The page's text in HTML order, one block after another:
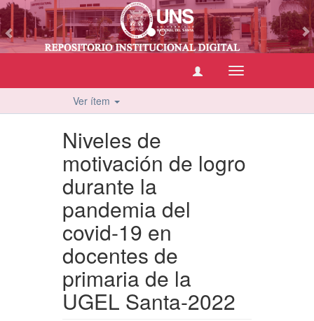
Cambiar
navegación
Ver ítem
Niveles de
motivación de logro
durante la
pandemia del
covid-19 en
docentes de
primaria de la
UGEL Santa-2022